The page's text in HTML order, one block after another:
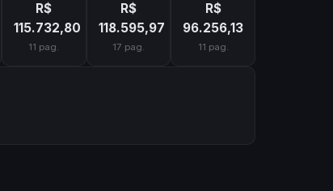
R$
115.732,80
11 pag.
R$
118.595,97
17 pag.
R$
96.256,13
11 pag.